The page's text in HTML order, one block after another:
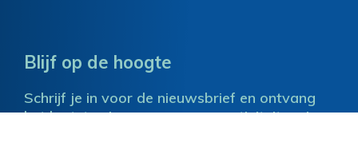
Blijf op de hoogte
Schrijf je in voor de nieuwsbrief en ontvang
het laatste nieuws over onze activiteiten. Je